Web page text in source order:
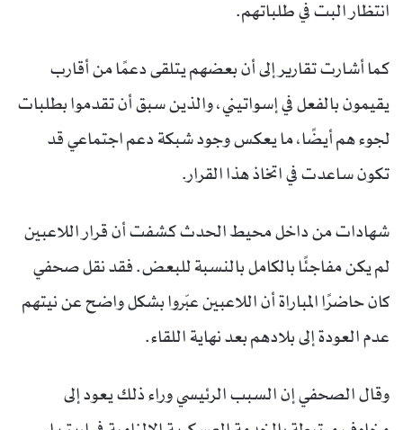
انتظار البت في طلباتهم.
كما أشارت تقارير إلى أن بعضهم يتلقى دعمًا من أقارب
يقيمون بالفعل في إسواتيني، والذين سبق أن تقدموا بطلبات
لجوء هم أيضًا، ما يعكس وجود شبكة دعم اجتماعي قد
تكون ساعدت في اتخاذ هذا القرار.
شهادات من داخل محيط الحدث كشفت أن قرار اللاعبين
لم يكن مفاجئًا بالكامل بالنسبة للبعض. فقد نقل صحفي
كان حاضرًا المباراة أن اللاعبين عبّروا بشكل واضح عن نيتهم
عدم العودة إلى بلادهم بعد نهاية اللقاء.
وقال الصحفي إن السبب الرئيسي وراء ذلك يعود إلى